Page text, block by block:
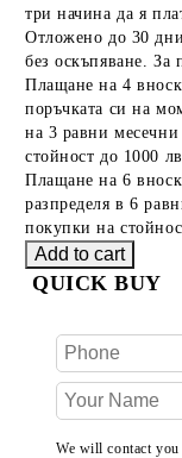
три начина да я
Отложено до 30
без оскъпяване. За
Плащане на 4
поръчката си на
на 3 равни
стойност до 1000
Плащане на 6
разпределя в 6
покупки на
QUICK BUY
We will contact